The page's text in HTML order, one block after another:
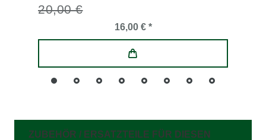
20,00 €
16,00 € *
ZUBEHÖR / ERSATZTEILE FÜR DIESEN